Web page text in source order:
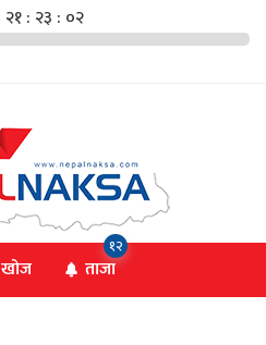
२१ : २३ : ०२
खोज ताजा
१२